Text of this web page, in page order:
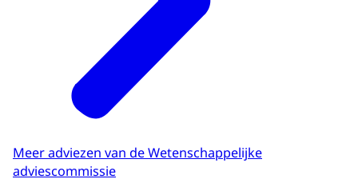
Meer adviezen van de Wetenschappelijke
adviescommissie